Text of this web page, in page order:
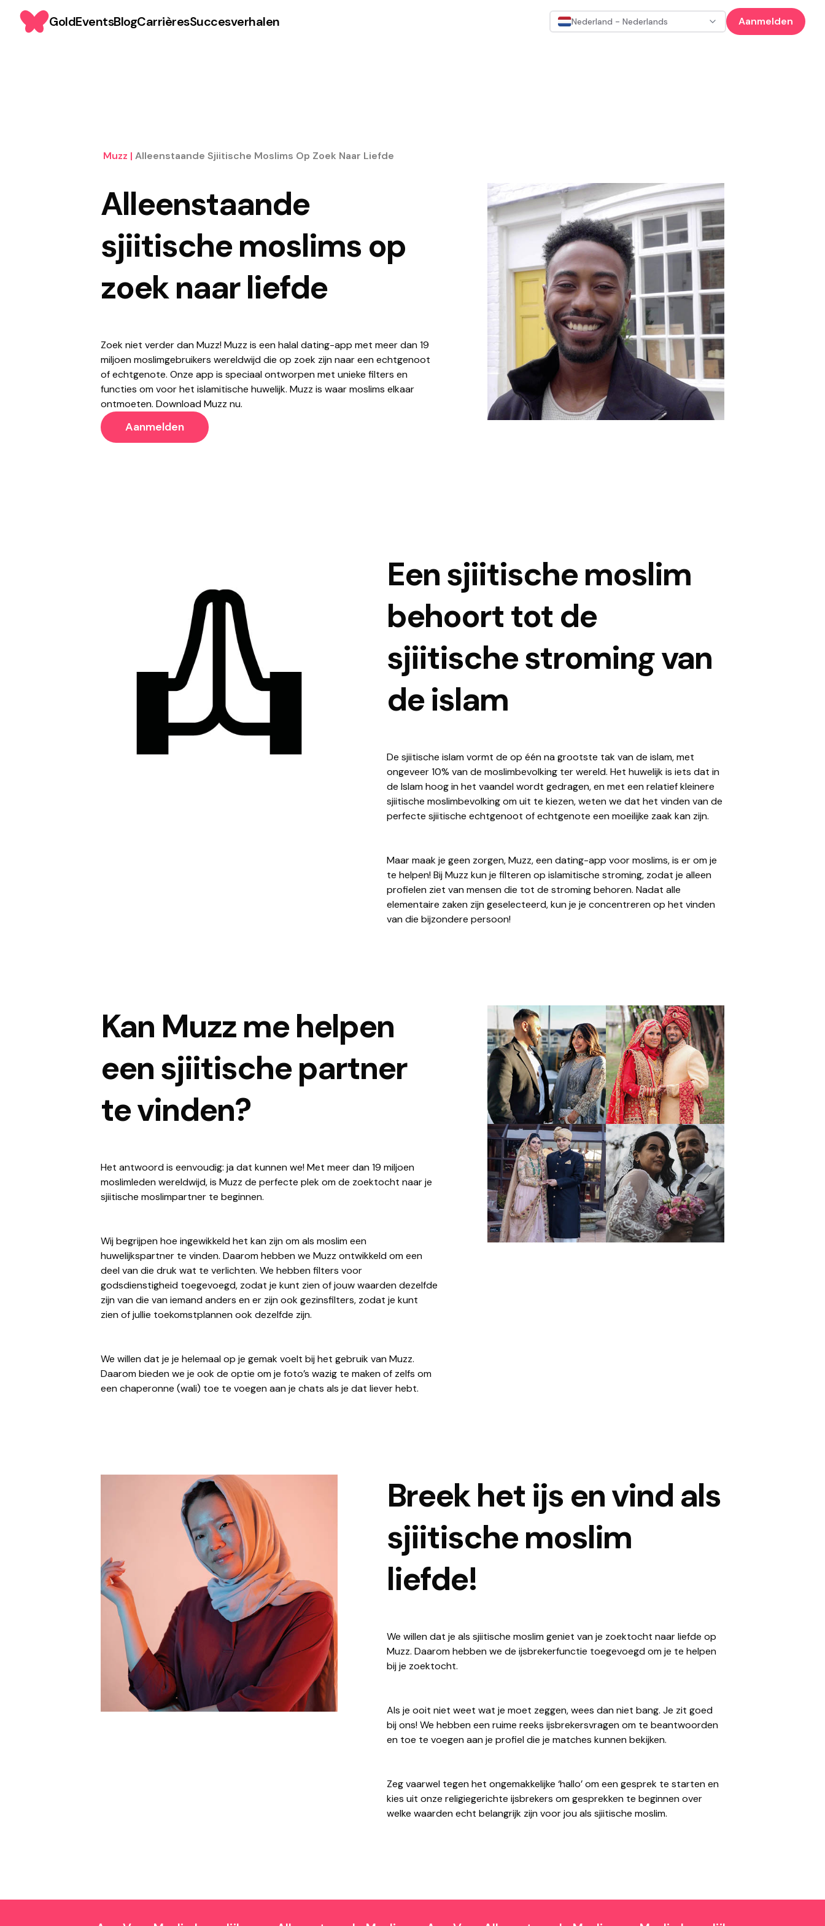
GoldEventsBlogCarrièresSuccesverhalen Nederland - Nederlands Aanmelden
Muzz | Alleenstaande Sjiitische Moslims Op Zoek Naar Liefde
Alleenstaande
sjiitische moslims op
zoek naar liefde
Zoek niet verder dan Muzz! Muzz is een halal dating-app met meer dan 19
miljoen moslimgebruikers wereldwijd die op zoek zijn naar een echtgenoot
of echtgenote. Onze app is speciaal ontworpen met unieke filters en
functies om voor het islamitische huwelijk. Muzz is waar moslims elkaar
ontmoeten. Download Muzz nu.
Aanmelden
Een sjiitische moslim
behoort tot de
sjiitische stroming van
de islam
De sjiitische islam vormt de op één na grootste tak van de islam, met
ongeveer 10% van de moslimbevolking ter wereld. Het huwelijk is iets dat in
de Islam hoog in het vaandel wordt gedragen, en met een relatief kleinere
sjiitische moslimbevolking om uit te kiezen, weten we dat het vinden van de
perfecte sjiitische echtgenoot of echtgenote een moeilijke zaak kan zijn.
Maar maak je geen zorgen, Muzz, een dating-app voor moslims, is er om je
te helpen! Bij Muzz kun je filteren op islamitische stroming, zodat je alleen
profielen ziet van mensen die tot de stroming behoren. Nadat alle
elementaire zaken zijn geselecteerd, kun je je concentreren op het vinden
van die bijzondere persoon!
Kan Muzz me helpen
een sjiitische partner
te vinden?
Het antwoord is eenvoudig: ja dat kunnen we! Met meer dan 19 miljoen
moslimleden wereldwijd, is Muzz de perfecte plek om de zoektocht naar je
sjiitische moslimpartner te beginnen.
Wij begrijpen hoe ingewikkeld het kan zijn om als moslim een
huwelijkspartner te vinden. Daarom hebben we Muzz ontwikkeld om een
deel van die druk wat te verlichten. We hebben filters voor
godsdienstigheid toegevoegd, zodat je kunt zien of jouw waarden dezelfde
zijn van die van iemand anders en er zijn ook gezinsfilters, zodat je kunt
zien of jullie toekomstplannen ook dezelfde zijn.
We willen dat je je helemaal op je gemak voelt bij het gebruik van Muzz.
Daarom bieden we je ook de optie om je foto’s wazig te maken of zelfs om
een chaperonne (wali) toe te voegen aan je chats als je dat liever hebt.
Breek het ijs en vind als
sjiitische moslim
liefde!
We willen dat je als sjiitische moslim geniet van je zoektocht naar liefde op
Muzz. Daarom hebben we de ijsbrekerfunctie toegevoegd om je te helpen
bij je zoektocht.
Als je ooit niet weet wat je moet zeggen, wees dan niet bang. Je zit goed
bij ons! We hebben een ruime reeks ijsbrekersvragen om te beantwoorden
en toe te voegen aan je profiel die je matches kunnen bekijken.
Zeg vaarwel tegen het ongemakkelijke ‘hallo’ om een gesprek te starten en
kies uit onze religiegerichte ijsbrekers om gesprekken te beginnen over
welke waarden echt belangrijk zijn voor jou als sjiitische moslim.